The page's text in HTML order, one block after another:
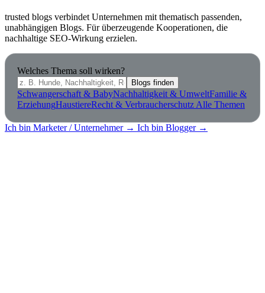
trusted blogs verbindet Unternehmen mit thematisch passenden,
unabhängigen Blogs. Für überzeugende Kooperationen, die
nachhaltige SEO-Wirkung erzielen.
Welches Thema soll wirken?
Blogs finden
Schwangerschaft & BabyNachhaltigkeit & UmweltFamilie &
ErziehungHaustiereRecht & Verbraucherschutz Alle Themen
Ich bin Marketer / Unternehmer → Ich bin Blogger →